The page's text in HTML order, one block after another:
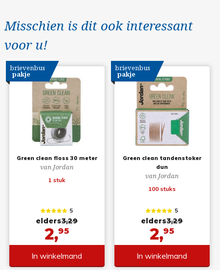
Misschien is dit ook interessant
voor u!
Green clean floss 30 meter
van Jordan
1 stuk
brievenbus
pakje
5
elders3,29
2,95
In winkelmand
Green clean tandenstoker
dun
van Jordan
100 stuks
brievenbus
pakje
5
elders3,29
2,95
In winkelmand